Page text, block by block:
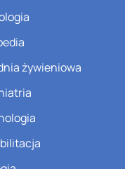
żywieniowa